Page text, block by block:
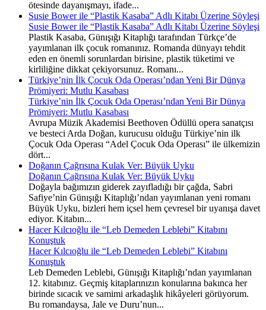
ötesinde dayanışmayı, ifade...
Susie Bower ile “Plastik Kasaba” Adlı Kitabı Üzerine Söyleşi
Susie Bower ile “Plastik Kasaba” Adlı Kitabı Üzerine Söyleşi
Plastik Kasaba, Günışığı Kitaplığı tarafından Türkçe’de
yayımlanan ilk çocuk romanınız. Romanda dünyayı tehdit
eden en önemli sorunlardan birisine, plastik tüketimi ve
kirliliğine dikkat çekiyorsunuz. Romanı...
Türkiye’nin İlk Çocuk Oda Operası’ndan Yeni Bir Dünya
Prömiyeri: Mutlu Kasabası
Türkiye’nin İlk Çocuk Oda Operası’ndan Yeni Bir Dünya
Prömiyeri: Mutlu Kasabası
Avrupa Müzik Akademisi Beethoven Ödüllü opera sanatçısı
ve besteci Arda Doğan, kurucusu olduğu Türkiye’nin ilk
Çocuk Oda Operası “Adel Çocuk Oda Operası” ile ülkemizin
dört...
Doğanın Çağrısına Kulak Ver: Büyük Uyku
Doğanın Çağrısına Kulak Ver: Büyük Uyku
Doğayla bağımızın giderek zayıfladığı bir çağda, Sabri
Safiye’nin Günışığı Kitaplığı’ndan yayımlanan yeni romanı
Büyük Uyku, bizleri hem içsel hem çevresel bir uyanışa davet
ediyor. Kitabın...
Hacer Kılcıoğlu ile “Leb Demeden Leblebi” Kitabını
Konuştuk
Hacer Kılcıoğlu ile “Leb Demeden Leblebi” Kitabını
Konuştuk
Leb Demeden Leblebi, Günışığı Kitaplığı’ndan yayımlanan
12. kitabınız. Geçmiş kitaplarınızın konularına bakınca her
birinde sıcacık ve samimi arkadaşlık hikâyeleri görüyorum.
Bu romandaysa, Jale ve Duru’nun...